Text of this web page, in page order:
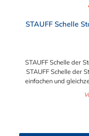
STAUFF Schelle
STAUFF Schelle der
STAUFF Schelle der
einfachen und
STAUFF Schelle nach